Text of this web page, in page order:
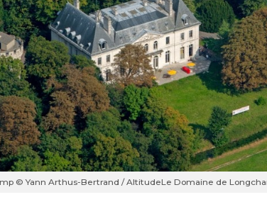
© Yann Arthus-Bertrand / AltitudeLe Domaine de